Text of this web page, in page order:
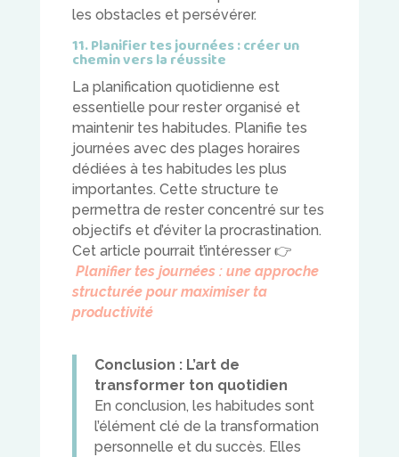
les obstacles et persévérer.
11. Planifier tes journées : créer un
chemin vers la réussite
La planification quotidienne est
essentielle pour rester organisé et
maintenir tes habitudes. Planifie tes
journées avec des plages horaires
dédiées à tes habitudes les plus
importantes. Cette structure te
permettra de rester concentré sur tes
objectifs et d’éviter la procrastination.
Cet article pourrait t’intéresser 👉
Planifier tes journées : une approche
structurée pour maximiser ta
productivité
Conclusion : L’art de
transformer ton quotidien
En conclusion, les habitudes sont
l’élément clé de la transformation
personnelle et du succès. Elles